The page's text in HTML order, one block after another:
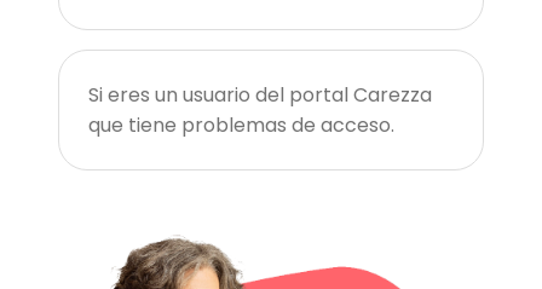
Si eres un usuario del portal Carezza
que tiene problemas de acceso.